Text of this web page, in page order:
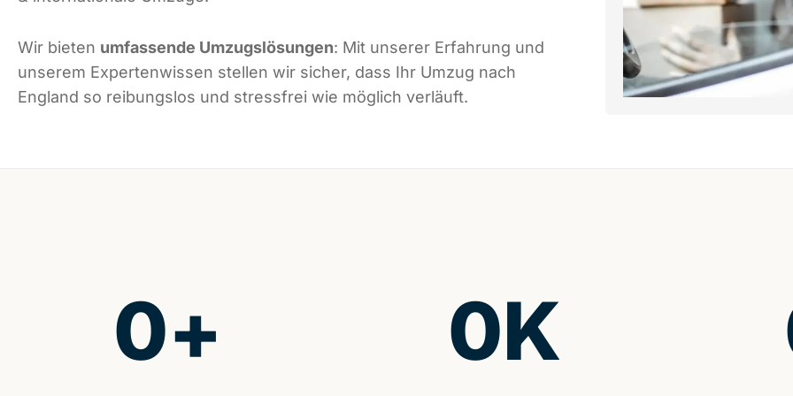
Wir bieten umfassende Umzugslösungen: Mit unserer Erfahrung und
unserem Expertenwissen stellen wir sicher, dass Ihr Umzug nach
England so reibungslos und stressfrei wie möglich verläuft.
0+ 0K